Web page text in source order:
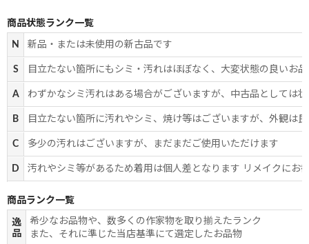
商品状態ランク一覧
N 新品・または未使用の新古品です
S 目立たない箇所にもシミ・汚れはほぼなく、大変状態の良いお
A わずかなシミ汚れはある場合がございますが、中古品としては
B 目立たない箇所に汚れやシミ、焼け等はございますが、外観は
C 多少の汚れはございますが、まだまだご使用いただけます
D 汚れやシミ等があるため着用は個人差となります リメイクにお
商品ランク一覧
逸
品
希少なお品物や、数多くの作家物を取り揃えたランク
また、それに準じた当店基準にて選定したお品物